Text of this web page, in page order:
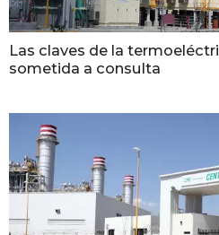
Las claves de la
sometida a consulta